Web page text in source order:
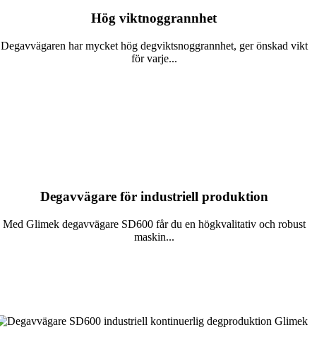
Hög viktnoggrannhet
Degavvägaren har mycket hög degviktsnoggrannhet, ger önskad vikt
för varje...
Degavvägare för industriell produktion
Med Glimek degavvägare SD600 får du en högkvalitativ och robust
maskin...